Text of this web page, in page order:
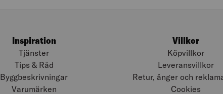
Inspiration
Tjänster
Tips & Råd
Byggbeskrivningar
Varumärken
Villkor
Köpvillkor
Leveransvillkor
Retur, ånger och
Cookies